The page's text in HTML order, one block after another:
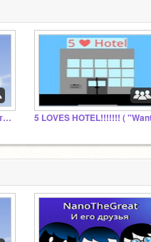
Русские и Украинские скретчеры сюда!